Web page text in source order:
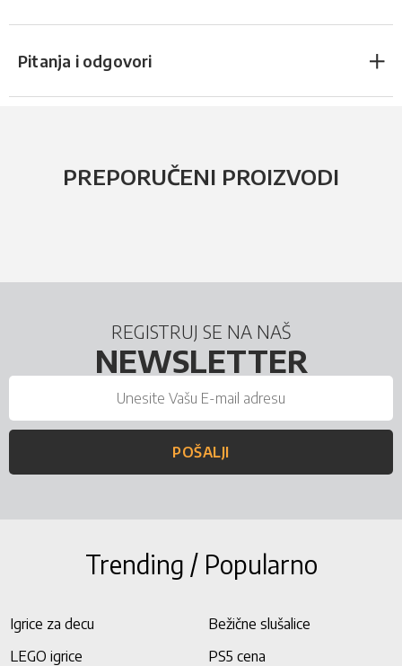
Pitanja i odgovori
PREPORUČENI PROIZVODI
REGISTRUJ SE NA NAŠ
NEWSLETTER
POŠALJI
Trending / Popularno
Igrice za decu
Bežične slušalice
LEGO igrice
PS5 cena